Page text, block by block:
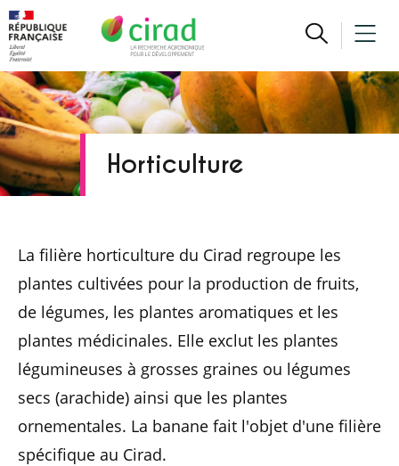
Horticulture
La filière horticulture du Cirad regroupe les
plantes cultivées pour la production de fruits,
de légumes, les plantes aromatiques et les
plantes médicinales. Elle exclut les plantes
légumineuses à grosses graines ou légumes
secs (arachide) ainsi que les plantes
ornementales. La banane fait l'objet d'une filière
spécifique au Cirad.